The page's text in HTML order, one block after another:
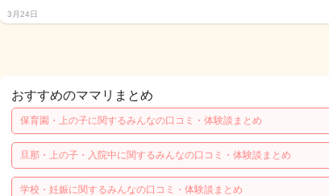
3月24日
おすすめのママリまとめ
保育園・上の子に関するみんなの口コミ・体験談まとめ
旦那・上の子・入院中に関するみんなの口コミ・体験談まとめ
学校・妊娠に関するみんなの口コミ・体験談まとめ